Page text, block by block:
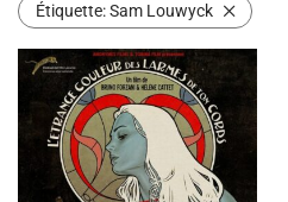
Étiquette:Sam Louwyck